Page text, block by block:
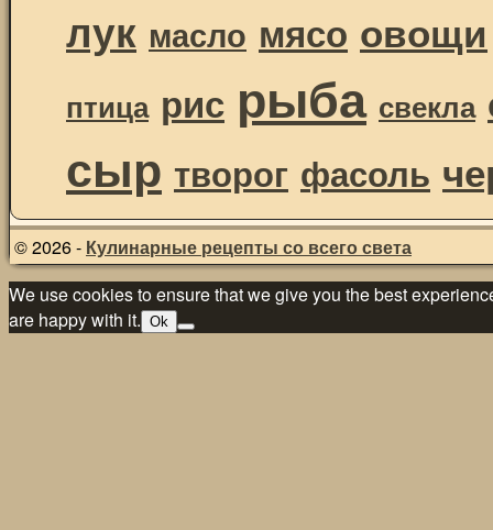
лук масло мясо овощи
птица рис рыба свекла
сыр творог фасоль
© 2026 - Кулинарные рецепты со всего света
We use cookies to ensure that we give you the best
are happy with it. Ok